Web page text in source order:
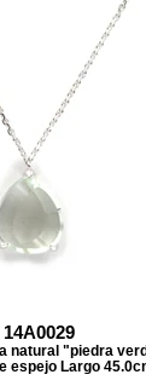
14A0029
natural "piedra
espejo Largo